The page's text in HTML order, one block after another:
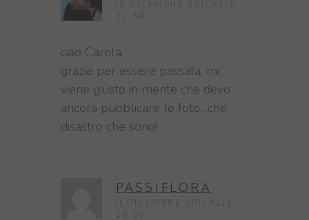
ciao Carola,
grazie per essere passata, mi
viene giusto in mente che devo
ancora pubblicare le foto…che
disastro che sono!
PASSIFLORA